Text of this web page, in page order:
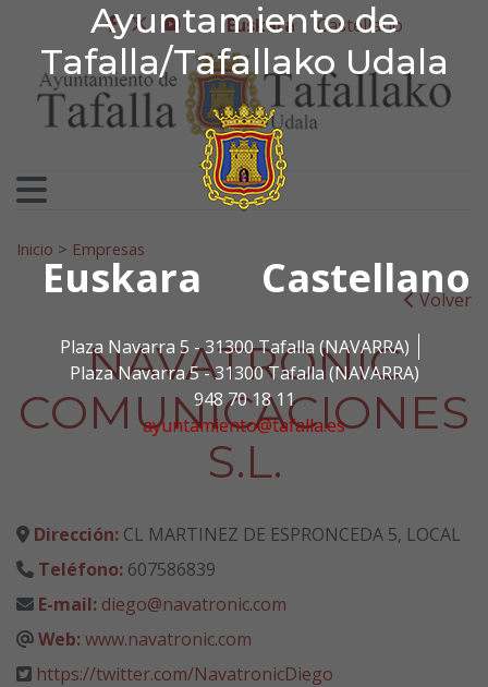
Ayuntamiento de
Tafalla/Tafallako Udala
Euskara Castellano
Plaza Navarra 5 - 31300 Tafalla (NAVARRA)
Plaza Navarra 5 - 31300 Tafalla (NAVARRA)
948 70 18 11
ayuntamiento@tafalla.es
Ir al contenido
Ayuntamiento de
facebook
twitter
youtube
Euskara Castellano
Bilatu:
Inicio > Empresas
Volver
NAVATRONIC
COMUNICACIONES
S.L.
Dirección: CL MARTINEZ DE ESPRONCEDA 5, LOCAL
Teléfono: 607586839
E-mail: diego@navatronic.com
Web:www.navatronic.com
https://twitter.com/NavatronicDiego